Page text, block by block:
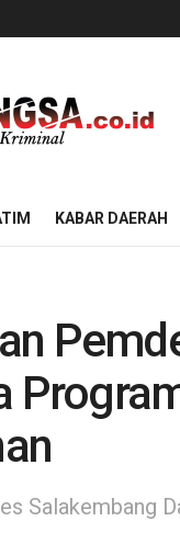
KABAR DAERAH
Salakembang